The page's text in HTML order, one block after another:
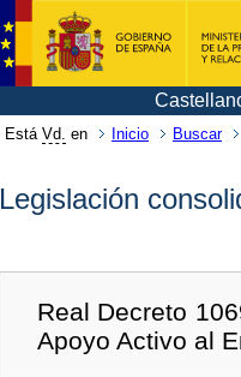
Está Vd. en Inicio Buscar
Legislación
Real Decreto
Apoyo Activo al